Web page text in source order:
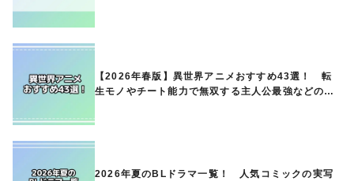
【2026年春版】異世界アニメおすすめ43選！ 転
生モノやチート能力で無双する主人公最強などの人
2026年夏のBLドラマ一覧！ 人気コミックの実写